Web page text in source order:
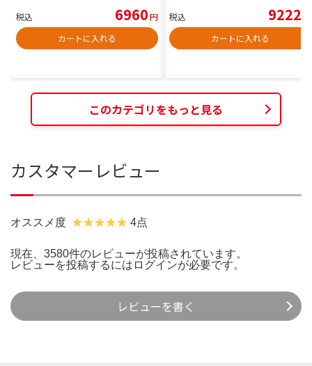
税込 6960円
カートに入れる
税込 9222
カートに入れる
このカテゴリをもっと見る
カスタマーレビュー
オススメ度 4点
現在、3580件のレビューが投稿されています。
レビューを投稿するには ログインが必要です。
レビューを書く